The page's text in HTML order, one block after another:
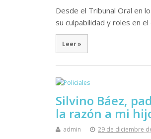
Desde el Tribunal Oral en
su culpabilidad y roles en
Leer »
Silvino Báez,
la razón a mi
admin 29 de diciembre